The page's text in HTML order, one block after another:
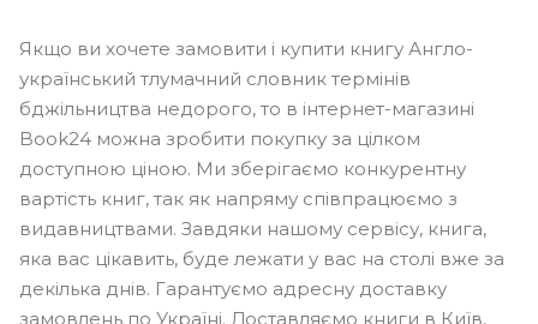
Якщо ви хочете замовити і купити книгу Англо-
український тлумачний словник термінів
бджільництва недорого, то в інтернет-магазині
Book24 можна зробити покупку за цілком
доступною ціною. Ми зберігаємо конкурентну
вартість книг, так як напряму співпрацюємо з
видавництвами. Завдяки нашому сервісу, книга,
яка вас цікавить, буде лежати у вас на столі вже за
декілька днів. Гарантуємо адресну доставку
замовлень по Україні. Доставляємо книги в Київ,